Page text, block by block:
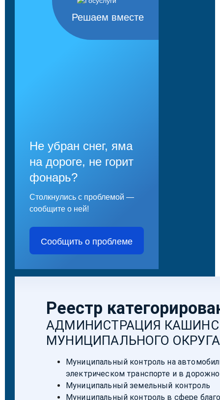
Решаем вместе
Не убран снег, яма
на дороге, не горит
фонарь?
Столкнулись с проблемой —
сообщите о ней!
Сообщить о проблеме